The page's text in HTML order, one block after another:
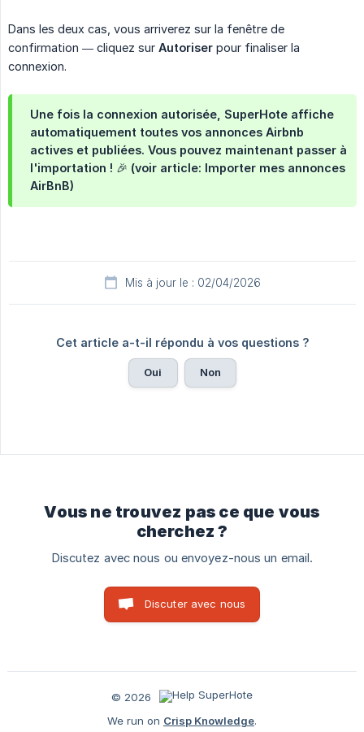
Dans les deux cas, vous arriverez sur la fenêtre de
confirmation — cliquez sur Autoriser pour finaliser la
connexion.
Une fois la connexion autorisée, SuperHote affiche
automatiquement toutes vos annonces Airbnb
actives et publiées. Vous pouvez maintenant passer à
l'importation ! 🎉 (voir article: Importer mes annonces
AirBnB)
Mis à jour le : 02/04/2026
Cet article a-t-il répondu à vos questions ?
Oui Non
Vous ne trouvez pas ce que vous
cherchez ?
Discutez avec nous ou envoyez-nous un email.
Discuter avec nous
© 2026
We run on Crisp Knowledge.